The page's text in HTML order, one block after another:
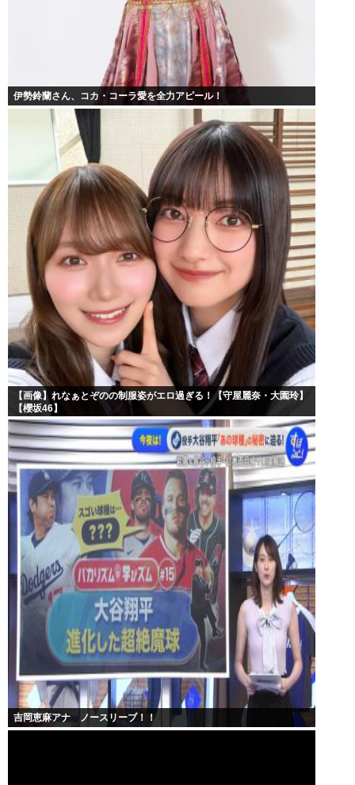
伊勢鈴蘭さん、コカ・コーラ愛を全力アピール！
【画像】れなぁとぞのの制服姿がエロ過ぎる！【守屋麗奈・大園玲】
【櫻坂46】
吉岡恵麻アナ ノースリーブ！！